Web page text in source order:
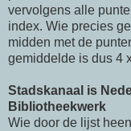
vervolgens alle
index. Wie precies
midden met de
gemiddelde is dus 4
Stadskanaal is
Bibliotheekwerk
Wie door de lijst